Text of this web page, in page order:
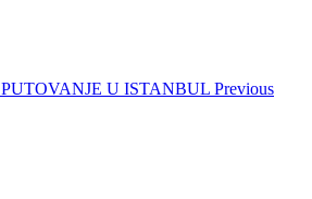
PUTOVANJE U ISTANBUL Previous